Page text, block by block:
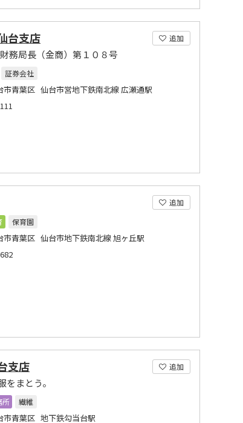
追加
台支店
務局長（金商）第１０８号
証券会社
市青葉区 仙台市営地下鉄南北線 広瀬通駅
追加
保育園
市青葉区 仙台市地下鉄南北線 旭ヶ丘駅
追加
支店
をまとう。
所
繊維
市青葉区 地下鉄勾当台駅